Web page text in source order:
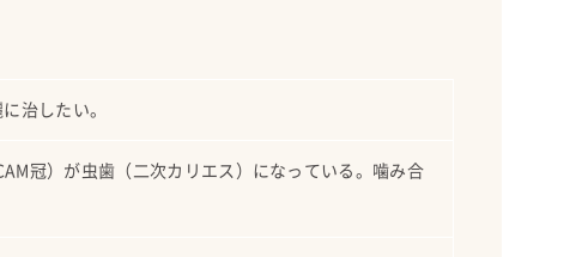
治したい。
冠）が虫歯（二次カリエス）になっている。噛み合